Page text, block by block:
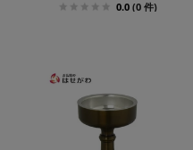
0.0 (0 件)